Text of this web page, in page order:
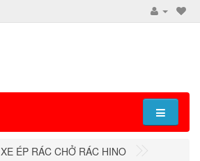
XE ÉP RÁC CHỞ RÁC HINO